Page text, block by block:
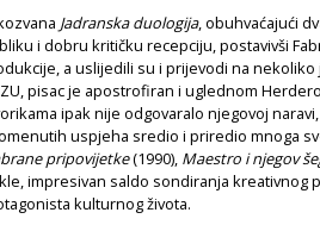
Jadranska duologija, obuhvaćajući
i dobru kritičku recepciju, postavivši
a uslijedili su i prijevodi na
pisac je apostrofiran i uglednom
ipak nije odgovaralo njegovoj
uspjeha sredio i priredio mnoga
pripovijetke(1990), Maestro i njegov
impresivan saldo sondiranja kreativnog
kulturnog života.